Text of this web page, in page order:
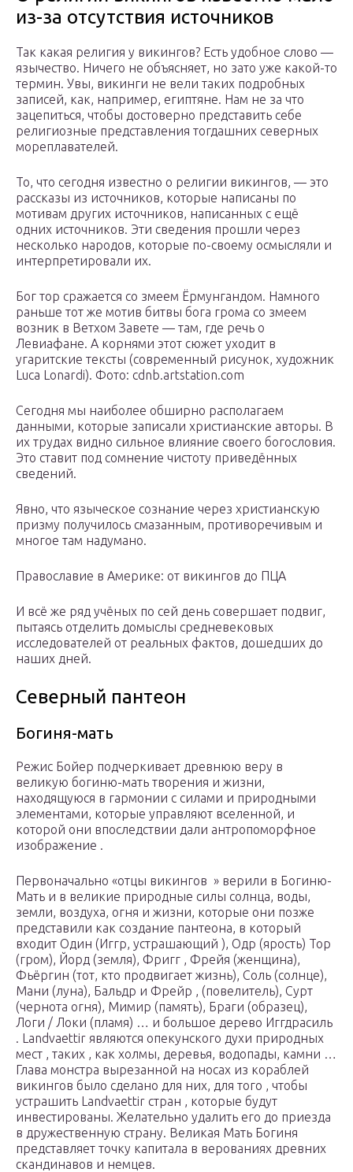
из-за отсутствия источников
Так какая религия у викингов? Есть удобное слово —
язычество. Ничего не объясняет, но зато уже какой-то
термин. Увы, викинги не вели таких подробных
записей, как, например, египтяне. Нам не за что
зацепиться, чтобы достоверно представить себе
религиозные представления тогдашних северных
мореплавателей.
То, что сегодня известно о религии викингов, — это
рассказы из источников, которые написаны по
мотивам других источников, написанных с ещё
одних источников. Эти сведения прошли через
несколько народов, которые по-своему осмысляли и
интерпретировали их.
Бог тор сражается со змеем Ёрмунгандом. Намного
раньше тот же мотив битвы бога грома со змеем
возник в Ветхом Завете — там, где речь о
Левиафане. А корнями этот сюжет уходит в
угаритские тексты (современный рисунок, художник
Luca Lonardi). Фото: cdnb.artstation.com
Сегодня мы наиболее обширно располагаем
данными, которые записали христианские авторы. В
их трудах видно сильное влияние своего богословия.
Это ставит под сомнение чистоту приведённых
сведений.
Явно, что языческое сознание через христианскую
призму получилось смазанным, противоречивым и
многое там надумано.
Православие в Америке: от викингов до ПЦА
И всё же ряд учёных по сей день совершает подвиг,
пытаясь отделить домыслы средневековых
исследователей от реальных фактов, дошедших до
наших дней.
Северный пантеон
Богиня-мать
Режис Бойер подчеркивает древнюю веру в
великую богиню-мать творения и жизни,
находящуюся в гармонии с силами и природными
элементами, которые управляют вселенной, и
которой они впоследствии дали антропоморфное
изображение .
Первоначально «отцы викингов » верили в Богиню-
Мать и в великие природные силы солнца, воды,
земли, воздуха, огня и жизни, которые они позже
представили как создание пантеона, в который
входит Один (Иггр, устрашающий ), Одр (ярость) Тор
(гром), Йорд (земля), Фригг , Фрейя (женщина),
Фьёргин (тот, кто продвигает жизнь), Соль (солнце),
Мани (луна), Бальдр и Фрейр , (повелитель), Сурт
(чернота огня), Мимир (память), Браги (образец),
Логи / Локи (пламя) … и большое дерево Иггдрасиль
. Landvaettir являются опекунского духи природных
мест , таких , как холмы, деревья, водопады, камни …
Глава монстра вырезанной на носах из кораблей
викингов было сделано для них, для того , чтобы
устрашить Landvaettir стран , которые будут
инвестированы. Желательно удалить его до приезда
в дружественную страну. Великая Мать Богиня
представляет точку капитала в верованиях древних
скандинавов и немцев.